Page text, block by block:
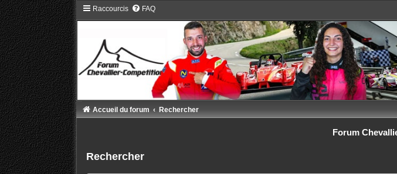
Raccourcis FAQ
Accueil du forum Rechercher
Forum
Rechercher